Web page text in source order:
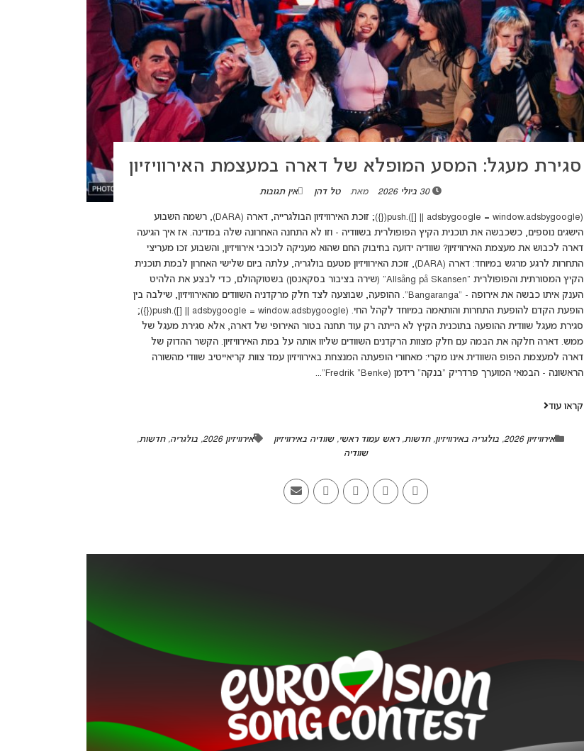
סגירת מעגל: המסע המופלא של דארה במעצמת האירוויזיון
30 ביולי 2026 מאת טל דהן אין תגובות
(adsbygoogle = window.adsbygoogle || []).push({}); זוכת האירוויזיון הבולגרייה, דארה (DARA), רשמה השבוע
הישגים נוספים, כשכבשה את תוכנית הקיץ הפופולרית בשוודיה - וזו לא התחנה האחרונה שלה במדינה. אז איך הגיעה
דארה לכבוש את מעצמת האירוויזיון? שוודיה ידועה בחיבוק החם שהוא מעניקה לכוכבי אירוויזיון, והשבוע זכו מעריצי
התחרות לרגע מרגש במיוחד: דארה (DARA), זוכת האירוויזיון מטעם בולגריה, עלתה ביום שלישי האחרון לבמת תוכנית
הקיץ המסורתית והפופולרית "Allsång på Skansen" (שירה בציבור בסקאנסן) בשטוקהולם, כדי לבצע את הלהיט
הענק איתו כבשה את אירופה - "Bangaranga". ההופעה, שבוצעה לצד חלק מרקדניה השוודים מהאירוויזיון, שילבה בין
הופעת הקדם להופעת התחרות והותאמה במיוחד לקהל החי. (adsbygoogle = window.adsbygoogle || []).push({});
סגירת מעגל שוודית ההופעה בתוכנית הקיץ לא הייתה רק עוד תחנה בטור האירופי של דארה, אלא סגירת מעגל של
ממש. דארה חלקה את הבמה עם חלק מצוות הרקדנים השוודים שליוו אותה על במת האירוויזיון. הקשר ההדוק של
דארה למעצמת הפופ השוודית אינו מקרי: מאחורי הופעתה המנצחת באירוויזיון עמד צוות קריאייטיב שוודי מהשורה
הראשונה - הבמאי המוערך פרדריק "בנקה" רידמן (Fredrik "Benke"...
קראו עוד
אירוויזיון 2026 ,בולגריה באירוויזיון,חדשות,ראש עמוד ראשי,שוודיה באירוויזיון אירוויזיון 2026 ,בולגריה,חדשות,
שוודיה